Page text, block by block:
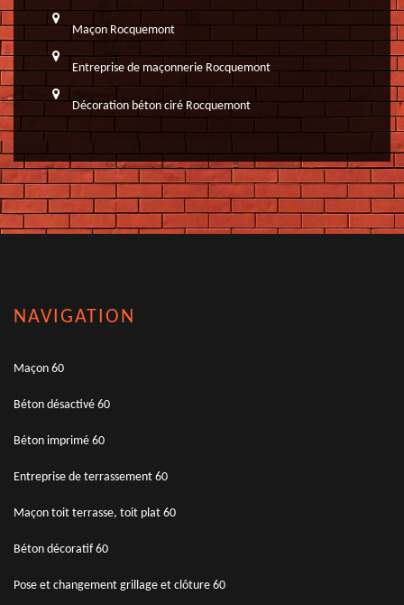
Maçon Rocquemont
Entreprise de maçonnerie Rocquemont
Décoration béton ciré Rocquemont
NAVIGATION
Maçon 60
Béton désactivé 60
Béton imprimé 60
Entreprise de terrassement 60
Maçon toit terrasse, toit plat 60
Béton décoratif 60
Pose et changement grillage et clôture 60